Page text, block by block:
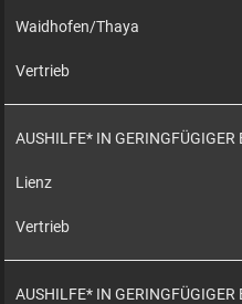
Waidhofen/Thaya
Vertrieb
AUSHILFE* IN GERINGFÜGIGER
Lienz
Vertrieb
AUSHILFE* IN GERINGFÜGIGER